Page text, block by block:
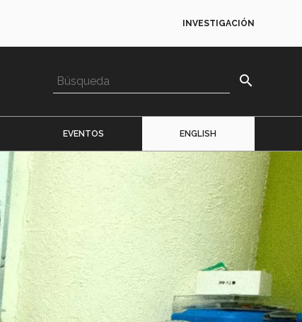
INVESTIGACIÓN
search
EVENTOS ENGLISH